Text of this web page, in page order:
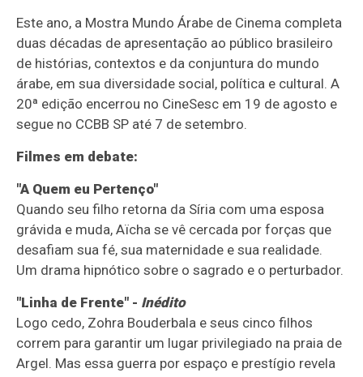
Este ano, a Mostra Mundo Árabe de Cinema completa
duas décadas de apresentação ao público brasileiro
de histórias, contextos e da conjuntura do mundo
árabe, em sua diversidade social, política e cultural. A
20ª edição encerrou no CineSesc em 19 de agosto e
segue no CCBB SP até 7 de setembro.
Filmes em debate:
"A Quem eu Pertenço"
Quando seu filho retorna da Síria com uma esposa
grávida e muda, Aïcha se vê cercada por forças que
desafiam sua fé, sua maternidade e sua realidade.
Um drama hipnótico sobre o sagrado e o perturbador.
"Linha de Frente" - Inédito
Logo cedo, Zohra Bouderbala e seus cinco filhos
correm para garantir um lugar privilegiado na praia de
Argel. Mas essa guerra por espaço e prestígio revela